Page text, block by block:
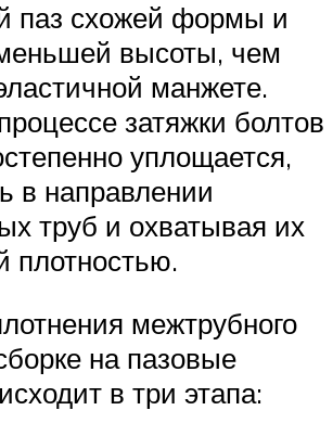
паз схожей формы и
высоты, чем
манжете.
затяжки болтов
уплощается,
в направлении
труб и охватывая их
плотностью.
межтрубного
на пазовые
в три этапа: